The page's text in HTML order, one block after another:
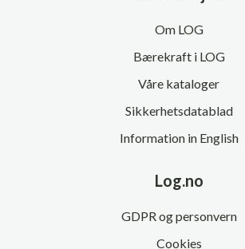
Om LOG
Bærekraft i LOG
Våre kataloger
Sikkerhetsdatablad
Information in English
Log.no
GDPR og personvern
Cookies